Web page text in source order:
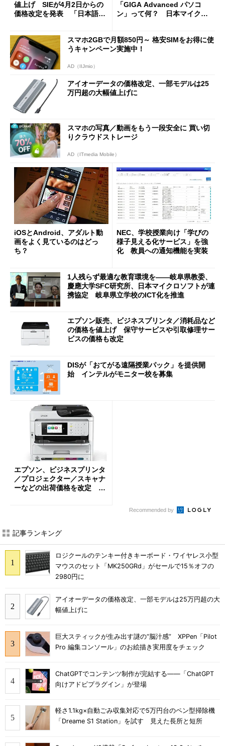
値上げ SIEが4月2日からの
価格改定を発表 「日本語専
「GIGA Advanced パソコ
ン」って何？ 日本マイクロ
スマホ2GBで月額850円～ 格安SIMをお得に使
うキャンペーン実施中！
AD（IIJmio）
アイオーデータの価格改定、一部モデルは25
万円超の大幅値上げに
スマホの写真／動画をもう一段安全に 買い切
りクラウドストレージ
AD（ITmedia Mobile）
iOSとAndroid、アダルト動
画をよく見ているのはどっ
ち？
NEC、学校授業向け「学びの
様子見える化サービス」を強
化 教員への通知機能を実装
1人残らず最適な教育環境を――岐阜県教委、
慶應大学SFC研究所、日本マイクロソフトが連
携協定 岐阜県立学校のICT化を推進
エプソン販売、ビジネスプリンタ／消耗品など
の価格を値上げ 保守サービスや引取修理サー
ビスの価格も改定
DISが「おてがる遠隔授業パック」を提供開
始 インテルがモニター校を募集
エプソン、ビジネスプリンタ
／プロジェクター／スキャナ
ーなどの出荷価格を改定 7
Recommended by
記事ランキング
ロジクールのテンキー付きキーボード・ワイヤレス小型
マウスのセット「MK250GRd」がセールで15％オフの
2980円に
アイオーデータの価格改定、一部モデルは25万円超の大
幅値上げに
巨大スティックが生み出す謎の“脳汁感” XPPen「Pilot
Pro 編集コンソール」のお絵描き実用度をチェック
ChatGPTでコンテンツ制作が完結する――「ChatGPT
向けアドビプラグイン」が登場
軽さ1.1kg×自動ごみ収集対応で5万円台のペン型掃除機
「Dreame S1 Station」を試す 見えた長所と短所